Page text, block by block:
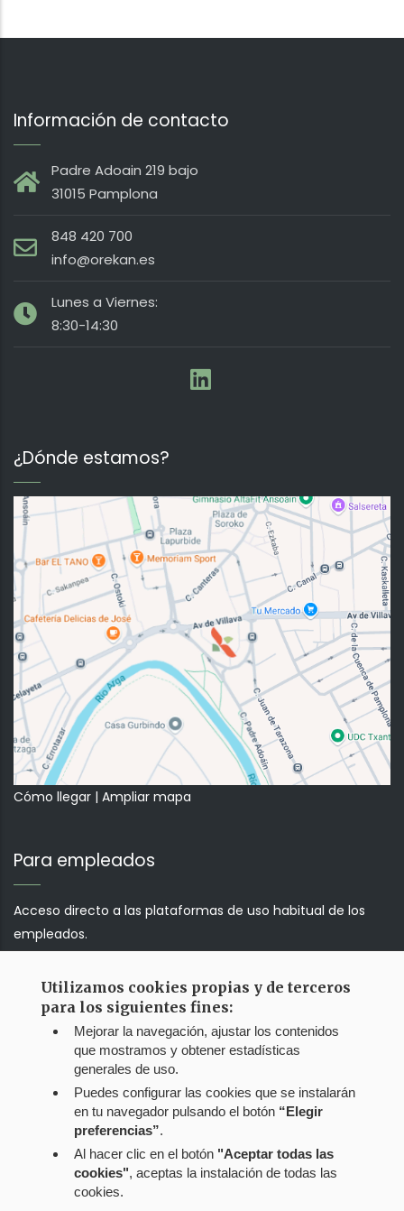
Información de contacto
Padre Adoain 219 bajo
31015 Pamplona
848 420 700
info@orekan.es
Lunes a Viernes:
8:30-14:30
¿Dónde estamos?
Cómo llegar | Ampliar mapa
Para empleados
Acceso directo a las plataformas de uso habitual de los
empleados.
Correo web
Jump!!!
Utilizamos cookies propias y de terceros
para los siguientes fines:
Mejorar la navegación, ajustar los contenidos
que mostramos y obtener estadísticas
generales de uso.
Puedes configurar las cookies que se instalarán
en tu navegador pulsando el botón “Elegir
preferencias”.
Al hacer clic en el botón "Aceptar todas las
cookies", aceptas la instalación de todas las
cookies.